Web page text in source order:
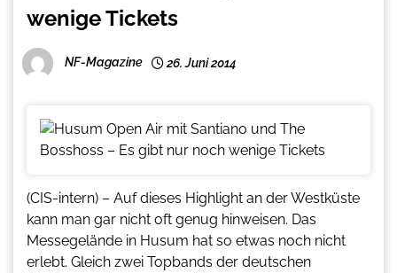
wenige Tickets
NF-Magazine 26. Juni 2014
(CIS-intern) – Auf dieses Highlight an der Westküste
kann man gar nicht oft genug hinweisen. Das
Messegelände in Husum hat so etwas noch nicht
erlebt. Gleich zwei Topbands der deutschen